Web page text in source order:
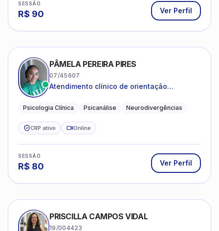
SESSÃO
R$ 90 Ver Perfil
PÂMELA PEREIRA PIRES
07/45607
Atendimento clínico de orientação
crianças neurotípicas
Psicologia Clínica Psicanálise Neurodivergências
CRP ativo Online
SESSÃO
R$ 80 Ver Perfil
PRISCILLA CAMPOS VIDAL
19/004423